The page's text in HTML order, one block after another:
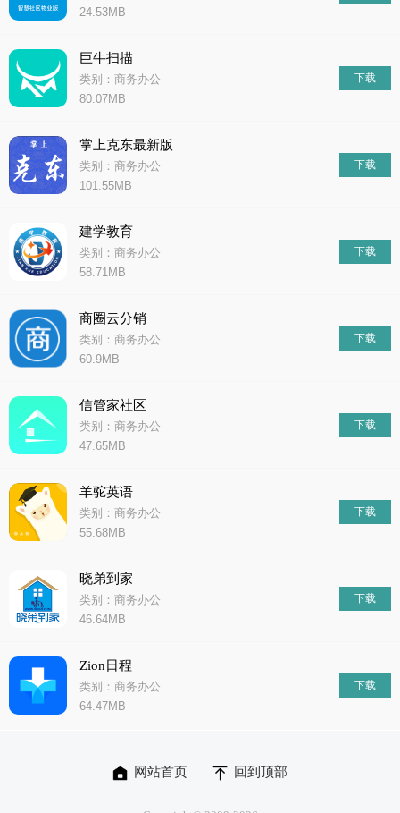
24.53MB
巨牛扫描
类别：商务办公
80.07MB
下载
掌上克东最新版
类别：商务办公
101.55MB
下载
建学教育
类别：商务办公
58.71MB
下载
商圈云分销
类别：商务办公
60.9MB
下载
信管家社区
类别：商务办公
47.65MB
下载
羊驼英语
类别：商务办公
55.68MB
下载
晓弟到家
类别：商务办公
46.64MB
下载
Zion日程
类别：商务办公
64.47MB
下载
网站首页 回到顶部